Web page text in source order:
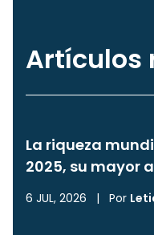
Artículos
La riqueza
2025, su mayor
6 JUL, 2026 | Por